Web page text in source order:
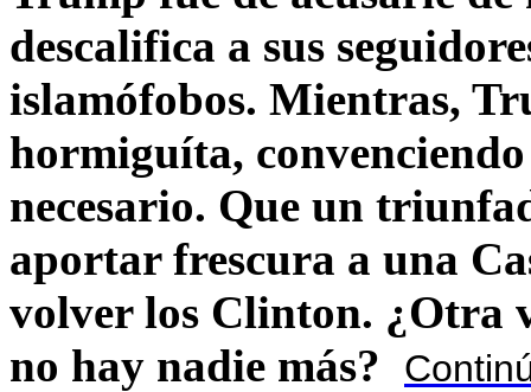
descalifica a sus
islamófobos. Mientras,
hormiguíta,
necesario. Que un
aportar frescura a una
volver los Clinton. ¿Otra
no hay nadie más?